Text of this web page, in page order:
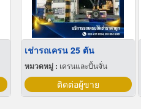
เช่ารถเครน 25 ตัน
หมวดหมู่ : เครนและปั้นจั่น
ติดต่อผู้ขาย